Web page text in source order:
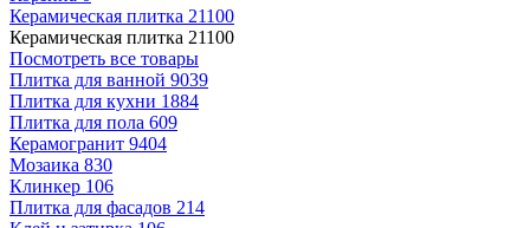
Керамическая плитка 21100
Керамическая плитка 21100
Посмотреть все товары
Плитка для ванной 9039
Плитка для кухни 1884
Плитка для пола 609
Керамогранит 9404
Мозаика 830
Клинкер 106
Плитка для фасадов 214